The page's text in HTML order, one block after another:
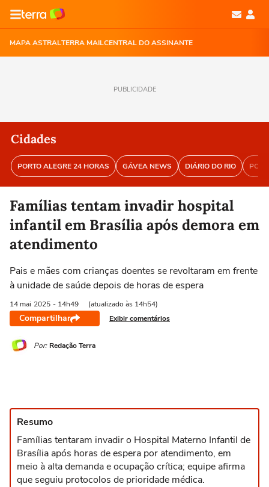
MAPA ASTRALTERRA MAILCENTRAL DO ASSINANTE
PUBLICIDADE
Cidades
PORTO ALEGRE 24 HORAS GÁVEA NEWS DIÁRIO DO RIO
Famílias tentam invadir hospital
infantil em Brasília após demora em
atendimento
Pais e mães com crianças doentes se revoltaram em frente
à unidade de saúde depois de horas de espera
14 mai 2025 - 14h49 (atualizado às 14h54)
Compartilhar Exibir comentários
Por: Redação Terra
Resumo
Famílias tentaram invadir o Hospital Materno Infantil de
Brasília após horas de espera por atendimento, em
meio à alta demanda e ocupação crítica; equipe afirma
que seguiu protocolos de prioridade médica.